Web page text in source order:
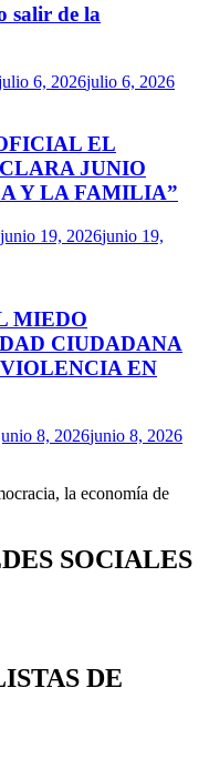
salir de la
6, 2026julio 6, 2026
EL
JUNIO
Y LA FAMILIA”
junio 19, 2026junio 19,
MIEDO
CIUDADANA
EN
8, 2026junio 8, 2026
la economía de
SOCIALES
DE